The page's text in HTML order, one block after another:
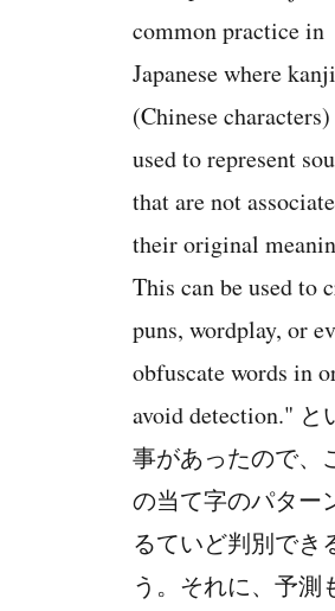
common practice in
Japanese where kanji
(Chinese
used to represent
that are not
their original
This can be used to
puns, wordplay, or
obfuscate words in
avoid detection." と
事があったので、
の当て字のパター
るていど判別でき
う。それに、予測